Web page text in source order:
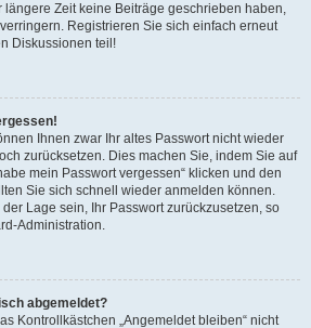
längere Zeit keine Beiträge geschrieben haben,
Registrieren Sie sich einfach erneut
Diskussionen teil!
Ihnen zwar Ihr altes Passwort nicht wieder
zurücksetzen. Dies machen Sie, indem Sie auf
mein Passwort vergessen“ klicken und den
Sie sich schnell wieder anmelden können.
Lage sein, Ihr Passwort zurückzusetzen, so
Administration.
abgemeldet?
Kontrollkästchen „Angemeldet bleiben“ nicht